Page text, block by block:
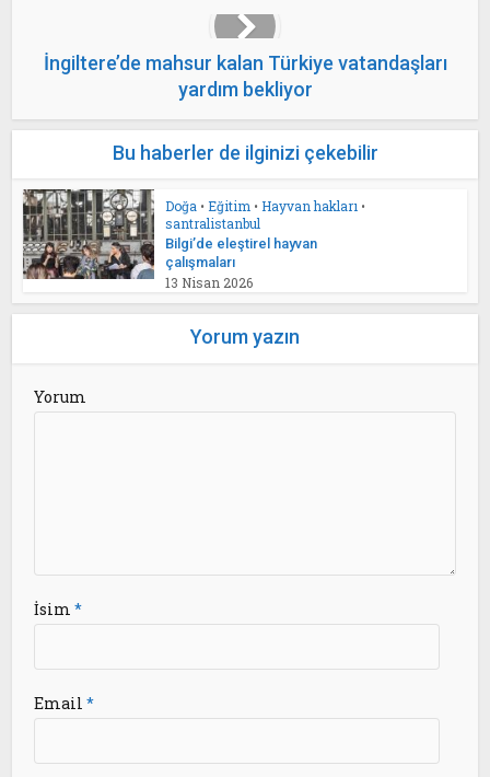
İngiltere’de mahsur kalan Türkiye vatandaşları
yardım bekliyor
Bu haberler de ilginizi çekebilir
Doğa • Eğitim • Hayvan hakları •
santralistanbul
Bilgi’de eleştirel hayvan
çalışmaları
13 Nisan 2026
Yorum yazın
Yorum
İsim*
Email*